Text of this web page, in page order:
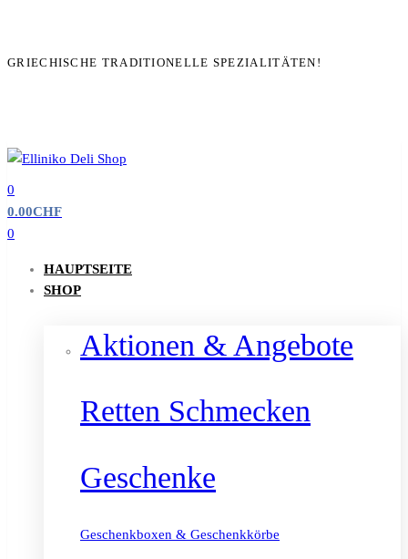
GRIECHISCHE TRADITIONELLE SPEZIALITÄTEN!
0
0.00CHF
0
HAUPTSEITE
SHOP
Aktionen & Angebote
Retten Schmecken
Geschenke
Geschenkboxen & Geschenkkörbe